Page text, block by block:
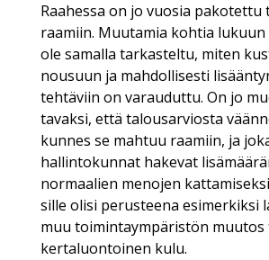
Raahessa on jo vuosia
raamiin. Muutamia kohtia
ole samalla tarkasteltu, miten
nousuun ja mahdollisesti
tehtäviin on varauduttu. On jo
tavaksi, että talousarviosta
kunnes se mahtuu raamiin, ja
hallintokunnat hakevat
normaalien menojen
sille olisi perusteena esimerkiksi
muu toimintaympäristön muutos
kertaluontoinen kulu.